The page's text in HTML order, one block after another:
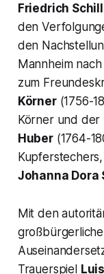
Friedrich
den
den
Mannheim
zum
Körner(1756-
Körner und
Huber(1764-
Kupferstechers,
Johanna Dora
Mit den
Trauerspiel